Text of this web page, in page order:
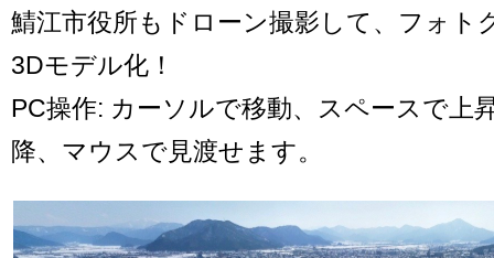
鯖江市役所もドローン撮影して、フォト
3Dモデル化！
PC操作: カーソルで移動、スペースで上
降、マウスで見渡せます。